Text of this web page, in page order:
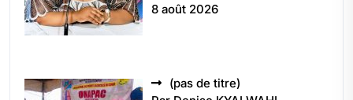
8 août 2026
(pas de titre)